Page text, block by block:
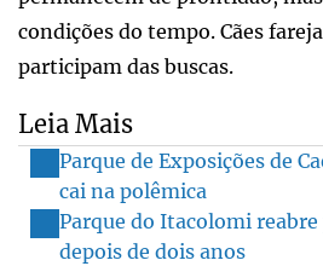
condições do tempo. Cães
participam das buscas.
Leia Mais
Parque de Exposições de
cai na polêmica
Parque do Itacolomi
depois de dois anos